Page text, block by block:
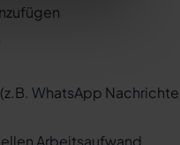
WhatsApp
Arbeitsaufwand.